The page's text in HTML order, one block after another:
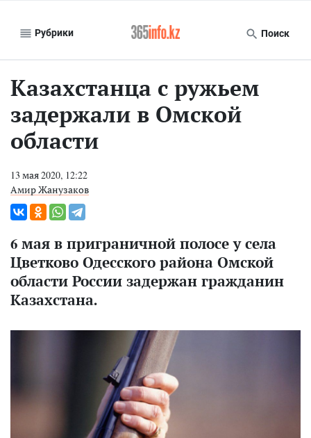
Рубрики Поиск
Казахстанца с ружьем
задержали в Омской
области
13 мая 2020, 12:22
Амир Жанузаков
6 мая в приграничной полосе у села
Цветково Одесского района Омской
области России задержан гражданин
Казахстана.